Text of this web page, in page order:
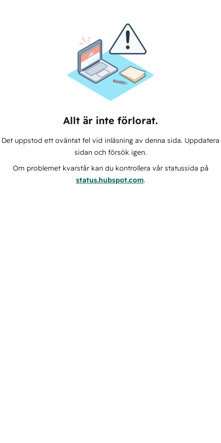
Allt är inte förlorat.
Det uppstod ett oväntat fel vid inläsning av denna sida. Uppdatera
sidan och försök igen.
Om problemet kvarstår kan du kontrollera vår statussida på
status.hubspot.com.